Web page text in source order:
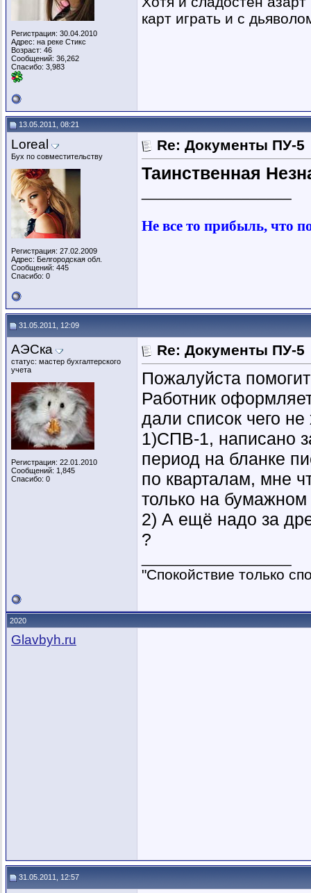
Регистрация: 30.04.2010
Адрес: на реке Стикс
Возраст: 46
Сообщений: 36,262
Спасибо: 3,983
карт играть и с
13.05.2011, 08:21
Loreal
Бух по совместительству
Регистрация: 27.02.2009
Адрес: Белгородская обл.
Сообщений: 445
Спасибо: 0
Re: Документы ПУ-5
Таинственная
Не все то прибыль, что
31.05.2011, 12:09
АЭСка
статус: мастер бухгалтерского
учета
Регистрация: 22.01.2010
Сообщений: 1,845
Спасибо: 0
Re: Документы ПУ-5
Пожалуйста
Работник
дали список чего не
1)СПВ-1, написано
период на бланке
по кварталам, мне
только на бумажном
2) А ещё надо за
?
"Спокойствие только
2020
Glavbyh.ru
31.05.2011, 12:57